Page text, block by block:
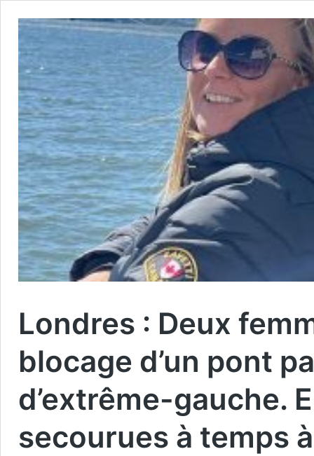
Londres : Deux
blocage d’un pont
d’extrême-gauche.
secourues à temps